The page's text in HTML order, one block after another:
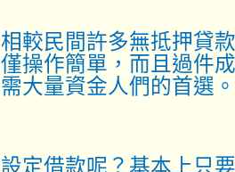
相較民間許多無抵押貸
僅操作簡單，而且過件
需大量資金人們的首選
設定借款呢？基本上只